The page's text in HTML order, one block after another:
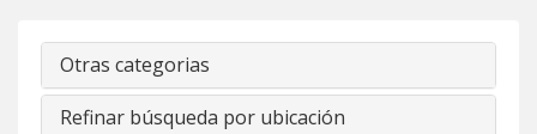
Otras categorias
Refinar búsqueda por ubicación